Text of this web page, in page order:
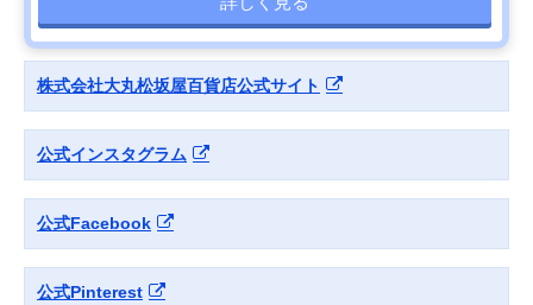
株式会社大丸松坂屋百貨店公式サイト
公式インスタグラム
公式Facebook
公式Pinterest